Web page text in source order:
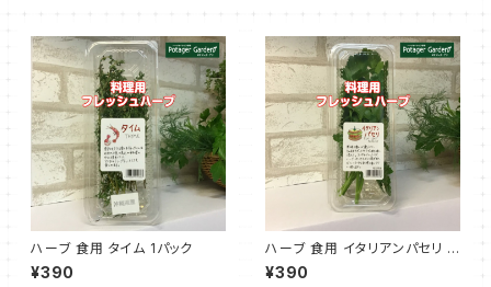
ハーブ 食用 タイム 1パック
¥390
ハーブ 食用 イタリアンパセリ 1
パック
¥390